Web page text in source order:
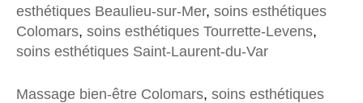
esthétiques Beaulieu-sur-Mer, soins esthétiques
Colomars, soins esthétiques Tourrette-Levens,
soins esthétiques Saint-Laurent-du-Var
Massage bien-être Colomars, soins esthétiques